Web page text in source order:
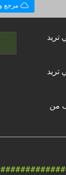
مرجع واجهة برمجة التطبيقات
تريد
تريد
من